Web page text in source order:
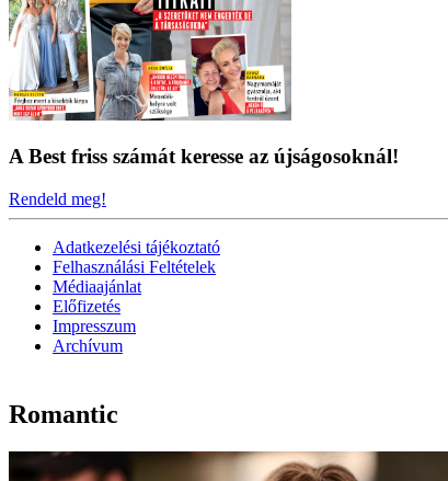
A Best friss számát keresse az újságosoknál!
Rendeld meg!
Adatkezelési tájékoztató
Felhasználási Feltételek
Médiaajánlat
Előfizetés
Impresszum
Archívum
Romantic